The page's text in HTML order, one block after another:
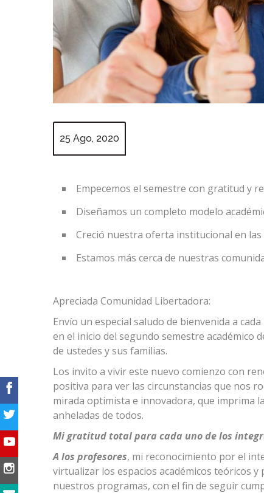
25 Ago, 2020
Empecemos el semestre con gratitud y
Diseñamos un completo modelo
Creció nuestra oferta institucional en
Estamos más cerca de nuestras
Apreciada Comunidad Libertadora:
Envío un especial saludo de bienvenida a
en el inicio del segundo semestre académico
de ustedes y sus familias.
Los invito a vivir este nuevo comienzo con
positiva para ver las circunstancias que nos
mirada optimista e innovadora, que imprima
anheladas de todos.
Mi gratitud total para cada uno de los
A los profesores, mi reconocimiento por el
virtualizar los espacios académicos teóricos
nuestros programas, con el fin de seguir